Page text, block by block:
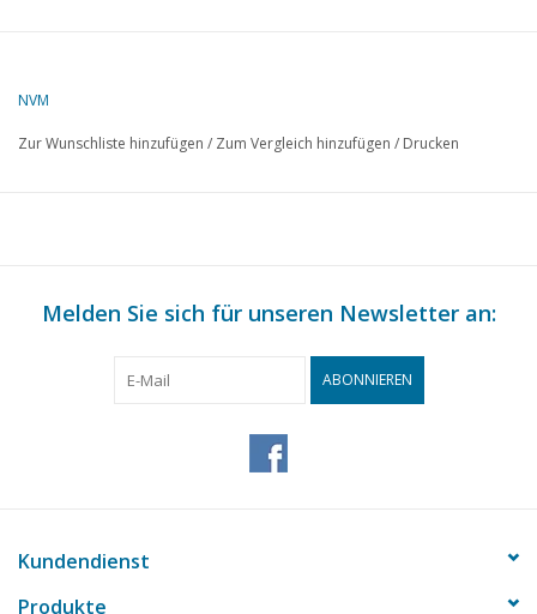
NVM
Zur Wunschliste hinzufügen / Zum Vergleich hinzufügen / Drucken
Melden Sie sich für unseren Newsletter an:
ABONNIEREN
Kundendienst
Produkte